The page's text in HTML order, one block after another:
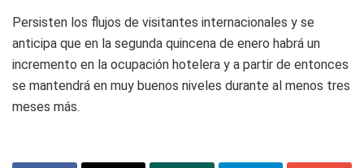
Persisten los flujos de visitantes internacionales y se
anticipa que en la segunda quincena de enero habrá un
incremento en la ocupación hotelera y a partir de entonces
se mantendrá en muy buenos niveles durante al menos tres
meses más.